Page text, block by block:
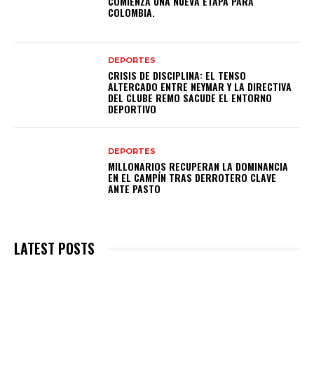
COLOMBIA.
DEPORTES
CRISIS DE DISCIPLINA: EL TENSO
ALTERCADO ENTRE NEYMAR Y LA DIRECTIVA
DEL CLUBE REMO SACUDE EL ENTORNO
DEPORTIVO
DEPORTES
MILLONARIOS RECUPERAN LA DOMINANCIA
EN EL CAMPÍN TRAS DERROTERO CLAVE
ANTE PASTO
LATEST POSTS